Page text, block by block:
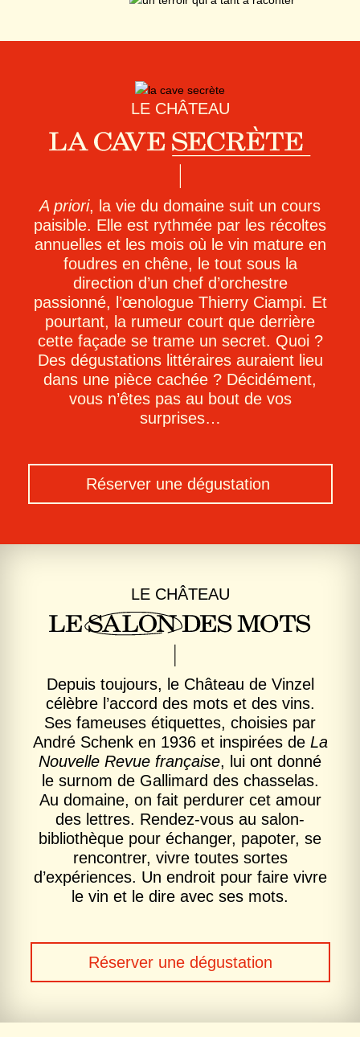
LE CHÂTEAU
A priori, la vie du domaine suit un cours
paisible. Elle est rythmée par les récoltes
annuelles et les mois où le vin mature en
foudres en chêne, le tout sous la
direction d’un chef d’orchestre
passionné, l’œnologue Thierry Ciampi. Et
pourtant, la rumeur court que derrière
cette façade se trame un secret. Quoi ?
Des dégustations littéraires auraient lieu
dans une pièce cachée ? Décidément,
vous n’êtes pas au bout de vos
surprises…
Réserver une dégustation
LE CHÂTEAU
Depuis toujours, le Château de Vinzel
célèbre l’accord des mots et des vins.
Ses fameuses étiquettes, choisies par
André Schenk en 1936 et inspirées de La
Nouvelle Revue française, lui ont donné
le surnom de Gallimard des chasselas.
Au domaine, on fait perdurer cet amour
des lettres. Rendez-vous au salon-
bibliothèque pour échanger, papoter, se
rencontrer, vivre toutes sortes
d’expériences. Un endroit pour faire vivre
le vin et le dire avec ses mots.
Réserver une dégustation